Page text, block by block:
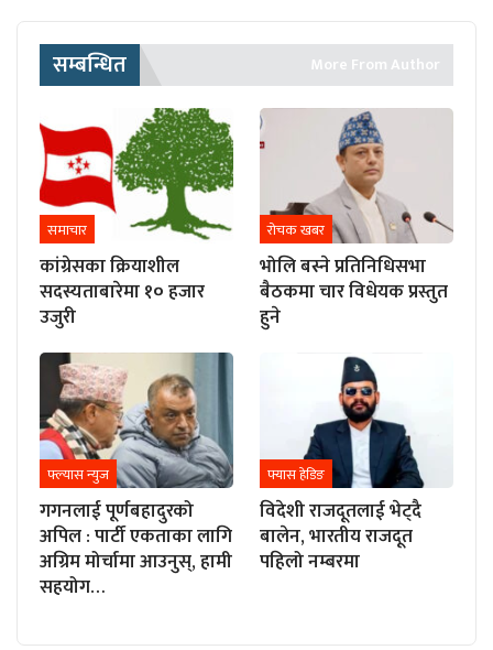
सम्बन्धित More From Author
समाचार
कांग्रेसका क्रियाशील
सदस्यताबारेमा १० हजार
उजुरी
रोचक खबर
भोलि बस्ने प्रतिनिधिसभा
बैठकमा चार विधेयक प्रस्तुत
हुने
फ्ल्यास न्युज
गगनलाई पूर्णबहादुरको
अपिल : पार्टी एकताका लागि
अग्रिम मोर्चामा आउनुस्, हामी
सहयोग…
फ्यास हेडिङ
विदेशी राजदूतलाई भेट्दै
बालेन, भारतीय राजदूत
पहिलो नम्बरमा